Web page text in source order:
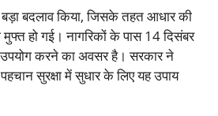
बदलाव किया, जिसके तहत आधार की
हो गई। नागरिकों के पास 14 दिसंबर
करने का अवसर है। सरकार ने
सुरक्षा में सुधार के लिए यह उपाय